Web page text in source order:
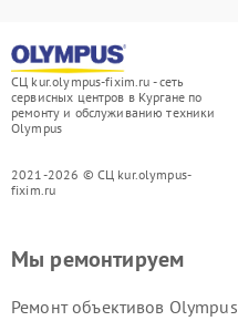
СЦ kur.olympus-fixim.ru - сеть
сервисных центров в Кургане по
ремонту и обслуживанию техники
Olympus
2021-2026 © СЦ kur.olympus-
fixim.ru
Мы ремонтируем
Ремонт объективов Olympus